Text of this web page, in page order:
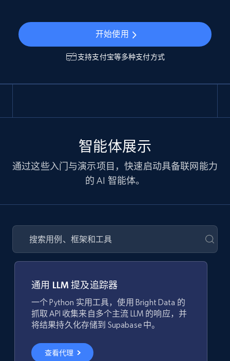
开始使用
支持支付宝等多种支付方式
智能体展示
通过这些入门与演示项目，快速启动具备联网能力
的 AI 智能体。
通用 LLM 提及追踪器
一个 Python 实用工具，使用 Bright Data 的
抓取 API 收集来自多个主流 LLM 的响应，并
将结果持久化存储到 Supabase 中。
查看代理